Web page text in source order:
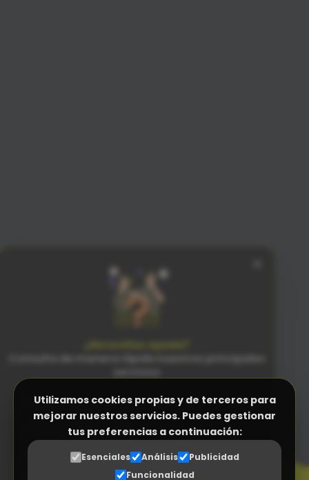
Utilizamos cookies propias y de terceros para
mejorar nuestros servicios. Puedes gestionar
tus preferencias a continuación:
Esenciales Análisis
Publicidad
Funcionalidad
PENSADOPARA LAS PERSONAS
SENCILLEZ SIN RIVAL
Facturación Electrónica (Verifactu)
Programa Control Horario
Programa a medida (ERP empresas)